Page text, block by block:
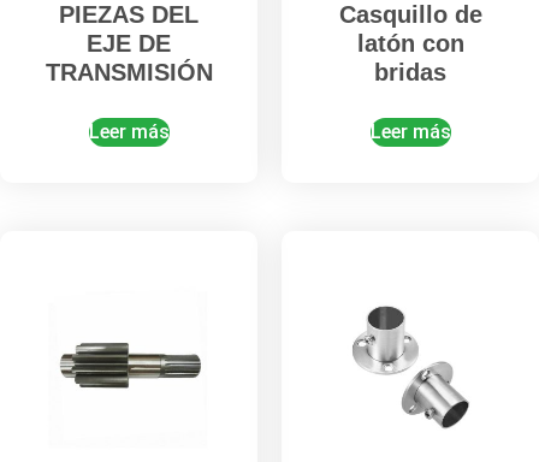
PIEZAS DEL
EJE DE
TRANSMISIÓN
Leer más
Casquillo de
latón con
bridas
Leer más